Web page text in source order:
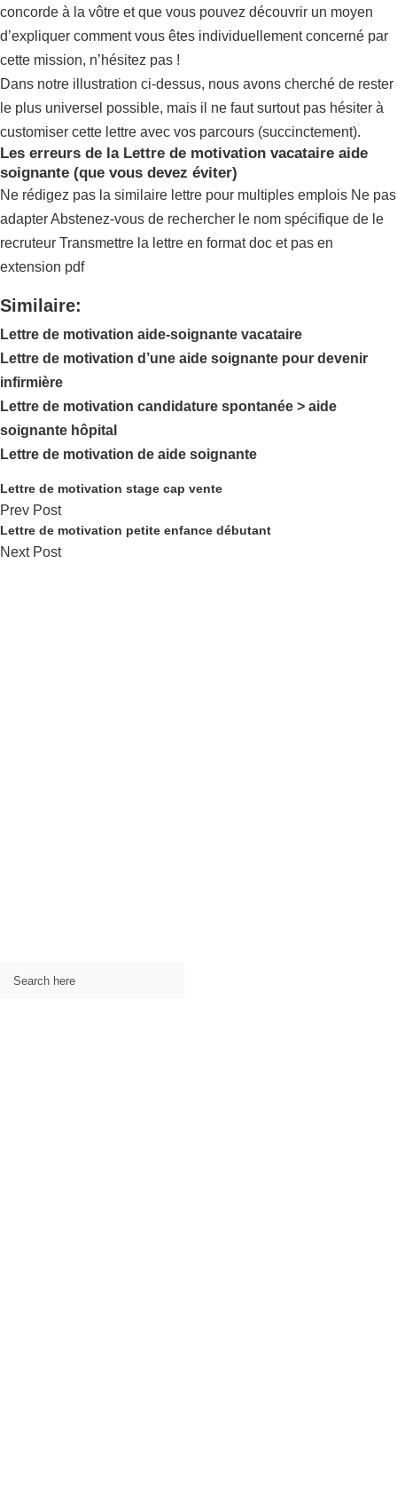
concorde à la vôtre et que vous pouvez découvrir un moyen
d’expliquer comment vous êtes individuellement concerné par
cette mission, n’hésitez pas !
Dans notre illustration ci-dessus, nous avons cherché de rester
le plus universel possible, mais il ne faut surtout pas hésiter à
customiser cette lettre avec vos parcours (succinctement).
Les erreurs de la Lettre de motivation vacataire aide
soignante (que vous devez éviter)
Ne rédigez pas la similaire lettre pour multiples emplois Ne pas
adapter Abstenez-vous de rechercher le nom spécifique de le
recruteur Transmettre la lettre en format doc et pas en
extension pdf
Similaire:
Lettre de motivation aide-soignante vacataire
Lettre de motivation d’une aide soignante pour devenir
infirmière
Lettre de motivation candidature spontanée > aide
soignante hôpital
Lettre de motivation de aide soignante
Lettre de motivation stage cap vente
Prev Post
Lettre de motivation petite enfance débutant
Next Post